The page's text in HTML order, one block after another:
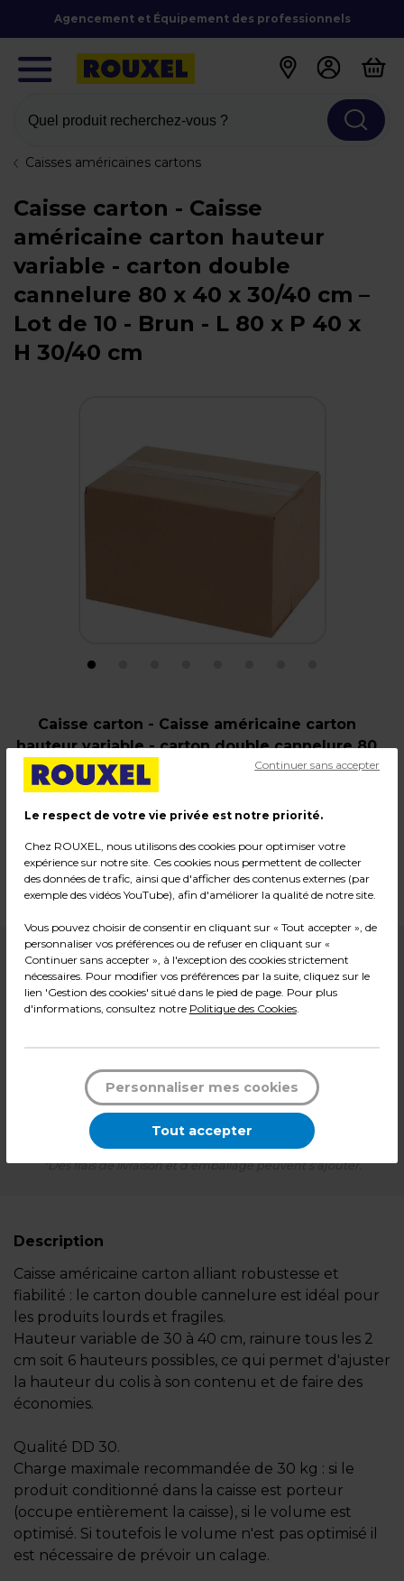
Agencement et Équipement des professionnels
Quel produit recherchez-vous ?
Caisses américaines cartons
Caisse carton - Caisse
américaine carton hauteur
variable - carton double
cannelure 80 x 40 x 30/40 cm –
Lot de 10 - Brun - L 80 x P 40 x
H 30/40 cm
Caisse carton - Caisse américaine carton
hauteur variable - carton double cannelure 80
x 40 x 30/40 cm – Lot de 10
Code :
Matière : Carton
Dimensions : L 80 x P 40 x H 30/40 cm
Poids : 11,20 kg
34,90€ HT
41,88€ TTC*
Quantité - +
Ajouter au panier
*Des frais de livraison et d'emballage peuvent s'ajouter.
Description
Caisse américaine carton alliant robustesse et
fiabilité : le carton double cannelure est idéal pour
les produits lourds et fragiles.
Hauteur variable de 30 à 40 cm, rainure tous les 2
cm soit 6 hauteurs possibles, ce qui permet d'ajuster
la hauteur du colis à son contenu et de faire des
économies.
Qualité DD 30.
Charge maximale recommandée de 30 kg : si le
produit conditionné dans la caisse est porteur
(occupe entièrement la caisse), si le volume est
optimisé. Si toutefois le volume n'est pas optimisé il
est nécessaire de prévoir un calage.
Le respect de votre vie privée est notre priorité.
Chez ROUXEL, nous utilisons des cookies pour optimiser votre
expérience sur notre site. Ces cookies nous permettent de collecter
des données de trafic, ainsi que d'afficher des contenus externes (par
exemple des vidéos YouTube), afin d'améliorer la qualité de notre site.
Vous pouvez choisir de consentir en cliquant sur « Tout accepter », de
personnaliser vos préférences ou de refuser en cliquant sur «
Continuer sans accepter », à l'exception des cookies strictement
nécessaires. Pour modifier vos préférences par la suite, cliquez sur le
lien 'Gestion des cookies' situé dans le pied de page. Pour plus
d'informations, consultez notre Politique des Cookies.
Continuer sans accepter
Personnaliser mes cookies
Tout accepter